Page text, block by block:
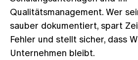
Qualitätsmanagement. Wer
sauber dokumentiert, spart
Fehler und stellt sicher, dass
Unternehmen bleibt.